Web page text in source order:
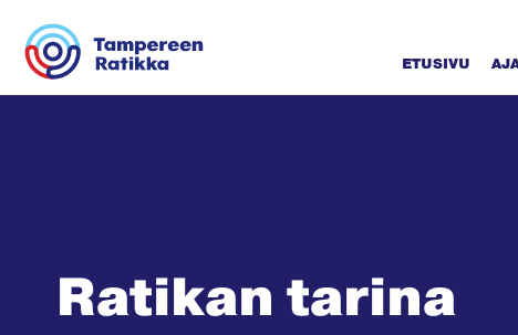
ETUSIVU
Ratikan tarina